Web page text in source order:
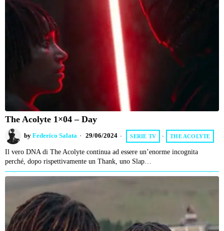
The Acolyte 1×04 – Day
by Federico Salata 29/06/2024 SERIE TV · THE ACOLYTE
Il vero DNA di The Acolyte continua ad essere un’enorme incognita
perché, dopo rispettivamente un Thank, uno Slap…